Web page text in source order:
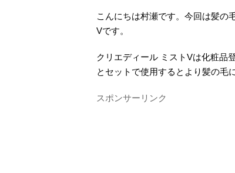
こんにちは村瀬です。今回は髪の
Vです。
クリエディール ミストVは化粧品
とセットで使用するとより髪の毛
スポンサーリンク